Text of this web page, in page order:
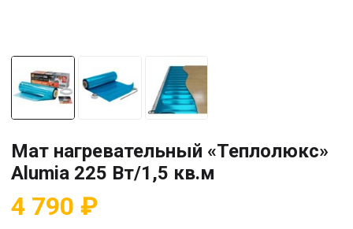
Мат нагревательный «Теплолюкс»
Alumia 225 Вт/1,5 кв.м
4 790 ₽